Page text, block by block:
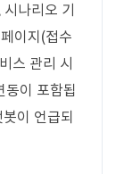
나리오 기
이지(접수
스 관리 시
이 포함됩
이 언급되